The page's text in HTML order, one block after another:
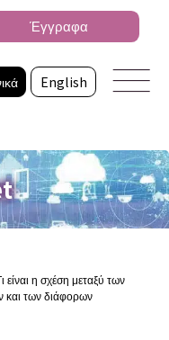
English
Έγγραφα
είναι η σχέση μεταξύ των
και των διάφορων